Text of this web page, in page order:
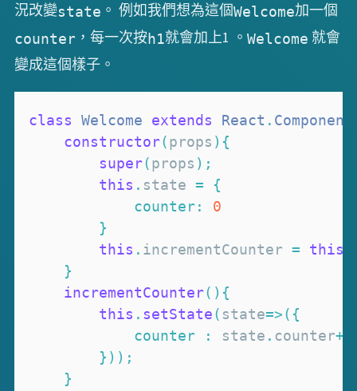
況改變state 。 例如我們想為這個Welcome加一個
counter ，每一次按h1就會加上1 。 Welcome 就會
變成這個樣子。
class Welcome extends React . Component
constructor(props ) {
super(props ) ;
this . state =
{
counter:
0
}
this . incrementCounter = this
}
incrementCounter( ) {
this . setState( state=>( {
counter
: state . counter+
} ) ) ;
}